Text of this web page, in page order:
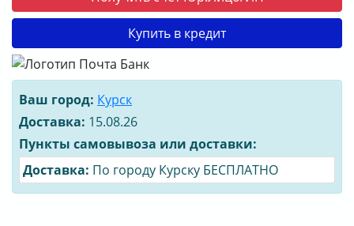
Купить в кредит
Ваш город: Курск
Доставка: 15.08.26
Пункты самовывоза или доставки:
Доставка: По городу Курску БЕСПЛАТНО